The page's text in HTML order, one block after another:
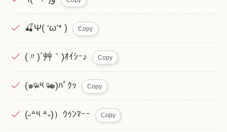
🍒Ψ( ‘ω’* ) Copy
(〃)´艸｀)ｵｲｼｰ♪ Copy
(๑ᵒ̴̶̷ ༥ ᵒ̴̶̷๑)ﾊﾟｸｯ Copy
(˶꒫༥ ꒫˵)）ｳｩﾝﾏｰｰ Copy